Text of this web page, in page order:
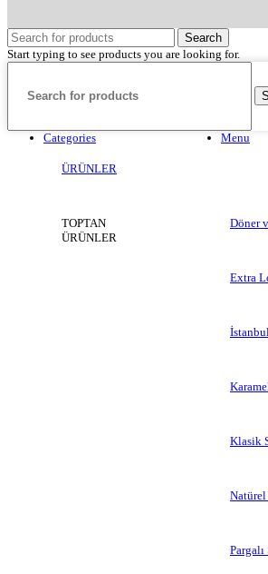
Search
Start typing to see products you are looking for.
Menu
Categories
ÜRÜNLER
TOPTAN
ÜRÜNLER
Döner
Extra
Klasik